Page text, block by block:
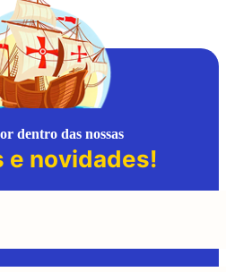
dentro das nossas
e novidades!